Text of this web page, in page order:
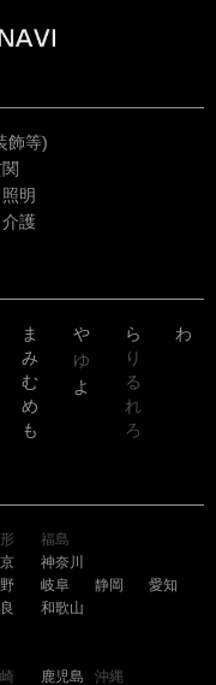
飾等)
明
護
ま
み
む
め
も
や
ゆ
よ
ら
り
る
れ
ろ
わ
福島
神奈川
岐阜 静岡
愛知
和歌山
鹿児島 沖縄